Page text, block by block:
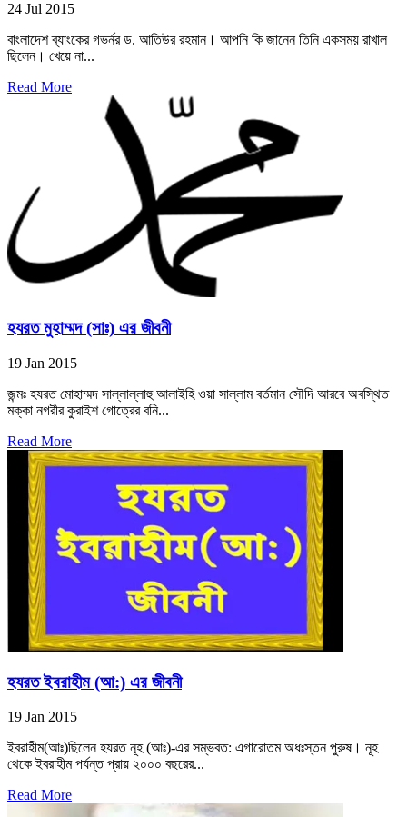
24 Jul 2015
বাংলাদেশ ব্যাংকের গভর্নর ড. আতিউর রহমান। আপনি কি জানেন তিনি একসময় রাখাল
ছিলেন। খেয়ে না...
Read More
হযরত মুহাম্মদ (সাঃ) এর জীবনী
19 Jan 2015
জন্মঃ হযরত মোহাম্মদ সাল্লাল্লাহু আলাইহি ওয়া সাল্লাম বর্তমান সৌদি আরবে অবস্থিত
মক্কা নগরীর কুরাইশ গোত্রের বনি...
Read More
হযরত ইবরাহীম (আ:) এর জীবনী
19 Jan 2015
ইবরাহীম(আঃ)ছিলেন হযরত নূহ (আঃ)-এর সম্ভবত: এগারোতম অধঃস্তন পুরুষ। নূহ
থেকে ইবরাহীম পর্যন্ত প্রায় ২০০০ বছরের...
Read More